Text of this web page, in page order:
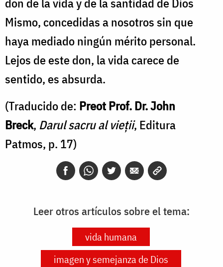
Mismo, concedidas a nosotros sin que
haya mediado ningún mérito personal.
Lejos de este don, la vida carece de
sentido, es absurda.
(Traducido de: Preot Prof. Dr. John
Breck, Darul sacru al vieții, Editura
Patmos, p. 17)
Leer otros artículos sobre el tema:
vida humana
imagen y semejanza de Dios